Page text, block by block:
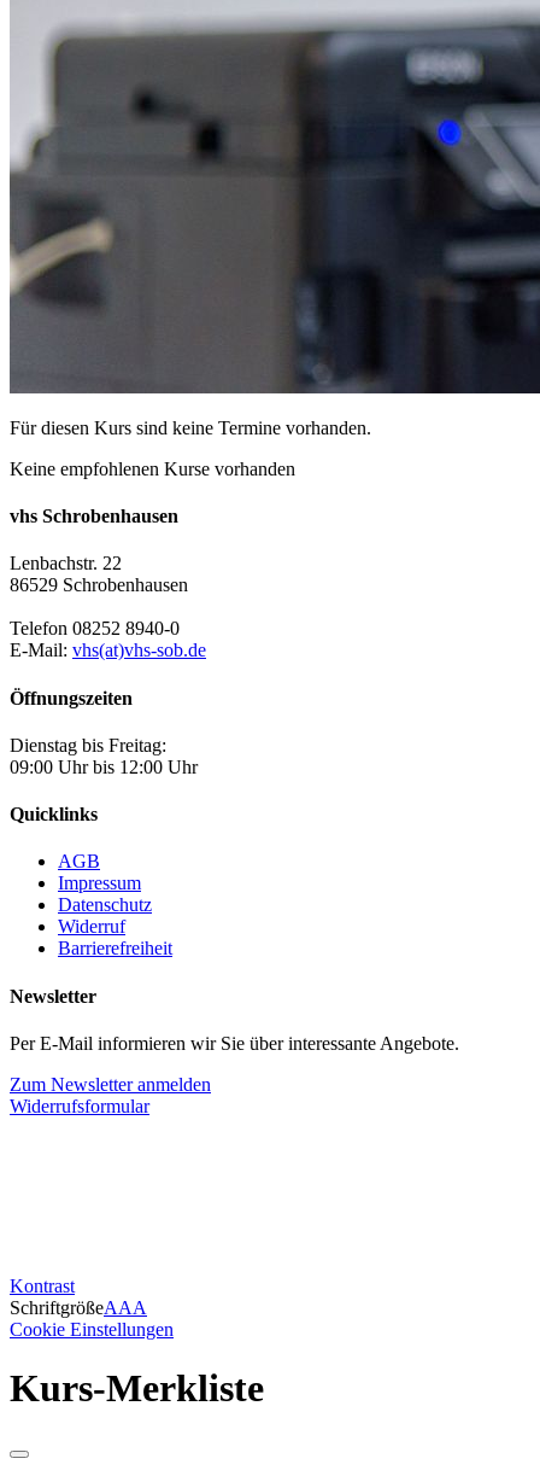
Für diesen Kurs sind keine Termine vorhanden.
Keine empfohlenen Kurse vorhanden
vhs Schrobenhausen
Lenbachstr. 22
86529 Schrobenhausen
Telefon 08252 8940-0
E-Mail: vhs(at)vhs-sob.de
Öffnungszeiten
Dienstag bis Freitag:
09:00 Uhr bis 12:00 Uhr
Quicklinks
AGB
Impressum
Datenschutz
Widerruf
Barrierefreiheit
Newsletter
Per E-Mail informieren wir Sie über interessante Angebote.
Zum Newsletter anmelden
Widerrufsformular
Kontrast
SchriftgrößeAAA
Cookie Einstellungen
Kurs-Merkliste